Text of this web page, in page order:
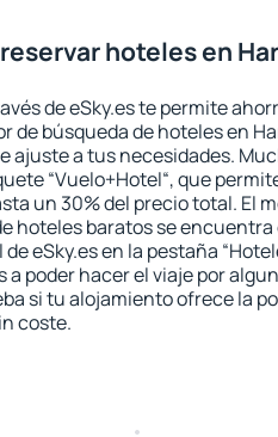
hoteles en
de eSky.es te permite
de búsqueda de hoteles en
ajuste a tus necesidades.
“Vuelo+Hotel“, que
un 30% del precio total. El
hoteles baratos se
eSky.es en la pestaña
a poder hacer el viaje por
si tu alojamiento ofrece la
coste.